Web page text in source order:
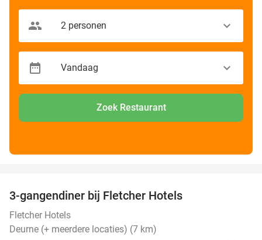
Zoek Restaurant
3-gangendiner bij Fletcher Hotels
Fletcher Hotels
Deurne (+ meerdere locaties) (7 km)